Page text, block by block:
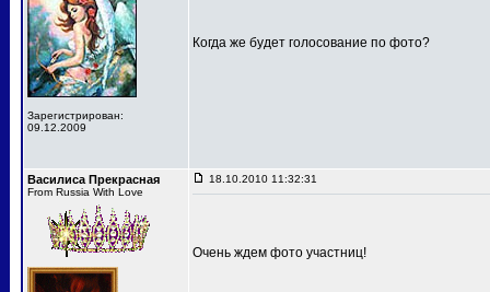
Зарегистрирован:
09.12.2009
Когда же будет голосование по фото?
Василиса Прекрасная
From Russia With Love
18.10.2010 11:32:31
Очень ждем фото участниц!